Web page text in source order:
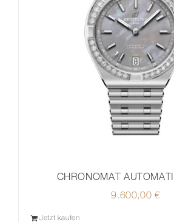
CHRONOMAT
9.600,00€
Jetzt kaufen